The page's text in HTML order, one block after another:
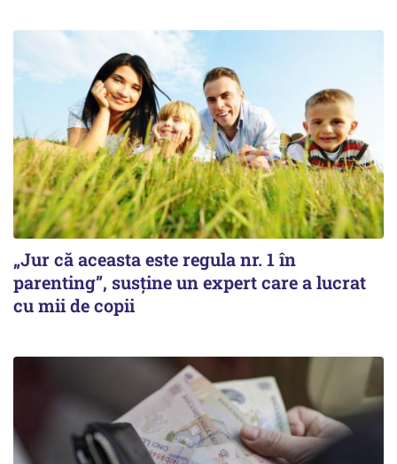
„Jur că aceasta este regula nr. 1 în
parenting”, susține un expert care a lucrat
cu mii de copii